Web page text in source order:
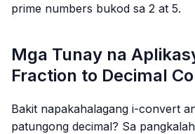
prime numbers bukod sa 2 at 5.
Mga Tunay na
Fraction to Decimal
Bakit napakahalagang i-convert
patungong decimal? Sa